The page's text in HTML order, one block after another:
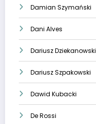
Damian Szymański
Dani Alves
Dariusz Dziekanowski
Dariusz Szpakowski
Dawid Kubacki
De Rossi